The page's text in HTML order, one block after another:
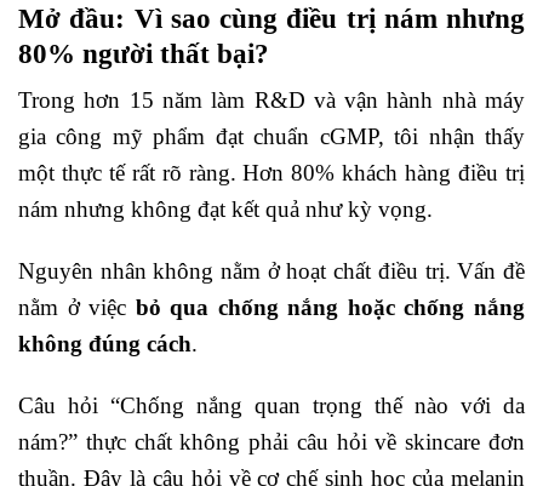
Mở đầu: Vì sao cùng điều trị nám nhưng
80% người thất bại?
Trong hơn 15 năm làm R&D và vận hành nhà máy
gia công mỹ phẩm đạt chuẩn cGMP, tôi nhận thấy
một thực tế rất rõ ràng. Hơn 80% khách hàng điều trị
nám nhưng không đạt kết quả như kỳ vọng.
Nguyên nhân không nằm ở hoạt chất điều trị. Vấn đề
nằm ở việc bỏ qua chống nắng hoặc chống nắng
không đúng cách.
Câu hỏi “Chống nắng quan trọng thế nào với da
nám?” thực chất không phải câu hỏi về skincare đơn
thuần. Đây là câu hỏi về cơ chế sinh học của melanin